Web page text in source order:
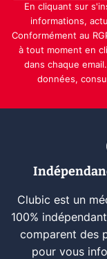
En cliquant sur
informations,
Conformément au
à tout moment en
dans chaque
données,
Clubic est un
100%
comparent des
pour vous